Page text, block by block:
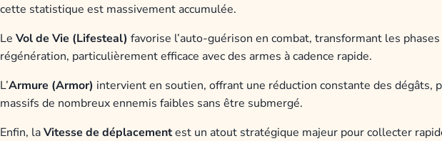
cette statistique est massivement accumulée.
Le Vol de Vie (Lifesteal) favorise l’auto-guérison en combat, transformant les
régénération, particulièrement efficace avec des armes à cadence rapide.
L’Armure (Armor) intervient en soutien, offrant une réduction constante des dégâts,
massifs de nombreux ennemis faibles sans être submergé.
Enfin, laVitesse de déplacementest un atout stratégique majeur pour collecter